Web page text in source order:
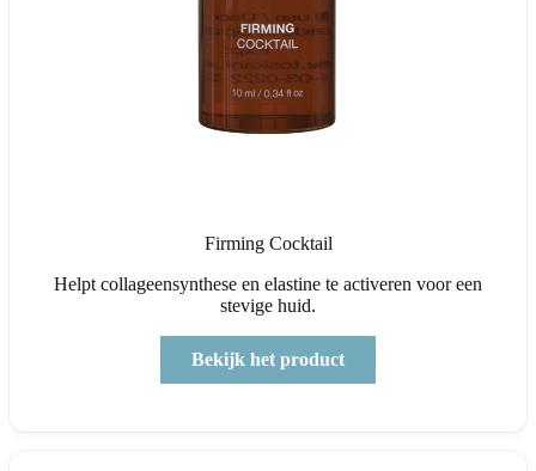
Firming Cocktail
Helpt collageensynthese en elastine te activeren voor een
stevige huid.
Bekijk het product